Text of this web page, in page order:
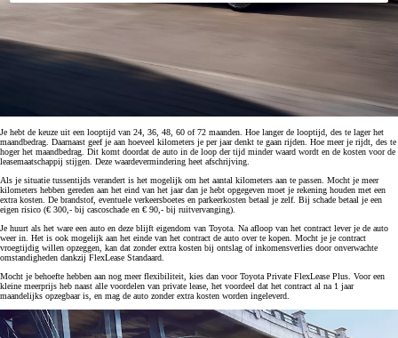
Je hebt de keuze uit een looptijd van 24, 36, 48, 60 of 72 maanden. Hoe langer de looptijd, des te lager het
maandbedrag. Daarnaast geef je aan hoeveel kilometers je per jaar denkt te gaan rijden. Hoe meer je rijdt, des te
hoger het maandbedrag. Dit komt doordat de auto in de loop der tijd minder waard wordt en de kosten voor de
leasemaatschappij stijgen. Deze waardevermindering heet afschrijving.
Als je situatie tussentijds verandert is het mogelijk om het aantal kilometers aan te passen. Mocht je meer
kilometers hebben gereden aan het eind van het jaar dan je hebt opgegeven moet je rekening houden met een
extra kosten. De brandstof, eventuele verkeersboetes en parkeerkosten betaal je zelf. Bij schade betaal je een
eigen risico (€ 300,- bij cascoschade en € 90,- bij ruitvervanging).
Je huurt als het ware een auto en deze blijft eigendom van Toyota. Na afloop van het contract lever je de auto
weer in. Het is ook mogelijk aan het einde van het contract de auto over te kopen. Mocht je je contract
vroegtijdig willen opzeggen, kan dat zonder extra kosten bij ontslag of inkomensverlies door onverwachte
omstandigheden dankzij FlexLease Standaard.
Mocht je behoefte hebben aan nog meer flexibiliteit, kies dan voor Toyota Private FlexLease Plus. Voor een
kleine meerprijs heb naast alle voordelen van private lease, het voordeel dat het contract al na 1 jaar
maandelijks opzegbaar is, en mag de auto zonder extra kosten worden ingeleverd.